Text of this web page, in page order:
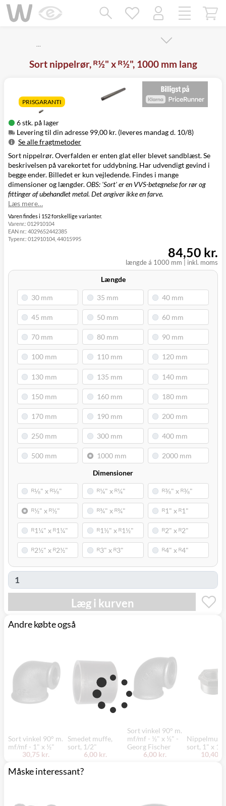
…
Sort nippelrør, ᴿ½" x ᴿ½", 1000 mm lang
PRISGARANTI
6 stk. på lager
Levering til din adresse 99,00 kr. (leveres mandag d. 10/8)
Se alle fragtmetoder
Metode
Pris
Leveres
Levering til
din adresse
99,00 kr.
Mandag d. 10/8
Click&Collect
i Svenstrup
(9230)
Ikke muligt
Sort nippelrør. Overfalden er enten glat eller blevet sandblæst. Se
beskrivelsen på varekortet for uddybning. Har udvendigt gevind i
begge ender. Billedet er kun vejledende. Findes i mange
dimensioner og længder.OBS: 'Sort' er en VVS-betegnelse for rør og
fittinger af ubehandlet metal. Det angiver ikke en farve.
Læs mere…
Varen findes i 152 forskellige varianter.
Varenr.: 012910104
EAN nr.: 4029652442385
Typenr.: 012910104, 44015995
længde á 1000 mm inkl. moms
84,50 kr.
Længde
Dimensioner
Læg i kurven
Andre købte også
Sort vinkel 90° m.
mf/mf - 1" x ½"
30,75 kr.
Smedet muffe,
sort, 1/2"
6,00 kr.
Sort vinkel 90° m.
mf/mf - ½" x ½" -
Georg Fischer
6,00 kr.
sort, 1" x 1/
10,40
Måske interessant?
Mangler chatten?
Ret samtykke!